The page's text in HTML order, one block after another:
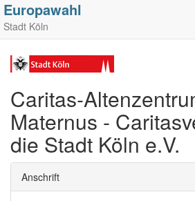
Europawahl
Stadt Köln
Caritas-
Maternus -
die Stadt Köln e.V.
Anschrift